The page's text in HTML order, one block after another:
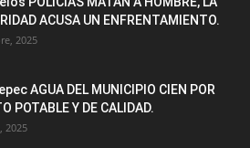
ACUSA UN ENFRENTAMIENTO.
2025
AGUA DEL MUNICIPIO CIEN POR
POTABLE Y DE CALIDAD.
2025